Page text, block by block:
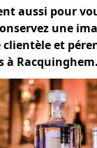
aussi pour
une
et
à Racquinghem.